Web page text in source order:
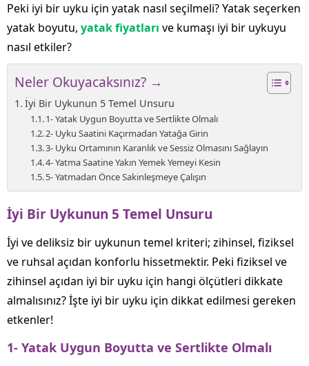
Peki iyi bir uyku için yatak nasıl seçilmeli? Yatak seçerken
yatak boyutu, yatak fiyatları ve kumaşı iyi bir uykuyu
nasıl etkiler?
Neler Okuyacaksınız? →
İyi Bir Uykunun 5 Temel Unsuru
1- Yatak Uygun Boyutta ve Sertlikte Olmalı
2- Uyku Saatini Kaçırmadan Yatağa Girin
3- Uyku Ortamının Karanlık ve Sessiz Olmasını Sağlayın
4- Yatma Saatine Yakın Yemek Yemeyi Kesin
5- Yatmadan Önce Sakinleşmeye Çalışın
İyi Bir Uykunun 5 Temel Unsuru
İyi ve deliksiz bir uykunun temel kriteri; zihinsel, fiziksel
ve ruhsal açıdan konforlu hissetmektir. Peki fiziksel ve
zihinsel açıdan iyi bir uyku için hangi ölçütleri dikkate
almalısınız? İşte iyi bir uyku için dikkat edilmesi gereken
etkenler!
1- Yatak Uygun Boyutta ve Sertlikte Olmalı